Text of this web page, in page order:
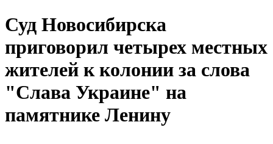
Суд Новосибирска
приговорил четырех местных
жителей к колонии за слова
"Слава Украине" на
памятнике Ленину